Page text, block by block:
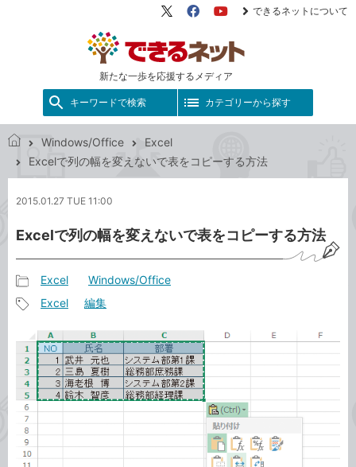
新たな一歩を応援するメディア
X（旧
FacebookYouTube
できるネットについて
キーワードで検索 カテゴリーから探す
で
ネ
ト
Windows/Office
Excel
Excelで列の幅を変えないで表をコピーする方法
2015.01.27 TUE 11:00
Excelで列の幅を変えないで表をコピーする方法
事
カ
テ
ゴ
リ
Excel Windows/Office
事
タ
グ
Excel 編集